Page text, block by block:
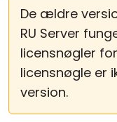
De ældre
RU Server
licensnøgler
licensnøgle er
version.
Uden tilsyn
Active Directory